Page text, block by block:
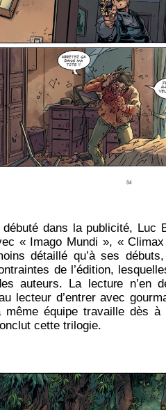
dans la publicité, Luc
« Imago Mundi », «
détaillé qu’à ses
de l’édition,
auteurs. La lecture n’en
lecteur d’entrer avec
même équipe travaille dès
cette trilogie.